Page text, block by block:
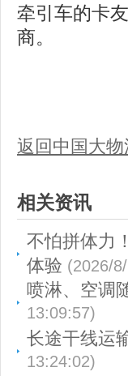
牵引车的卡
商。
返回中国大物
相关资讯
不怕拼体力
体验 (2026/
喷淋、空调
13:09:57)
长途干线运
13:24:02)